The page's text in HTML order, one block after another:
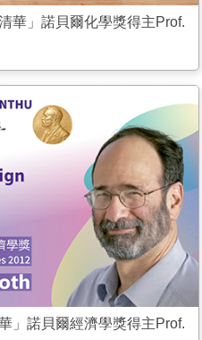
華」諾貝爾化學獎得主Prof.
」諾貝爾經濟學獎得主Prof.